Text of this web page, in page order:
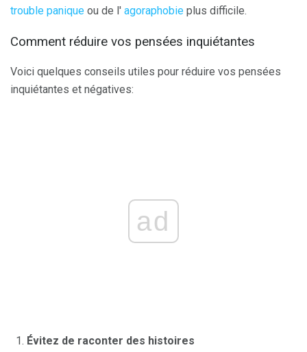
trouble panique ou de l' agoraphobie plus difficile.
Comment réduire vos pensées inquiétantes
Voici quelques conseils utiles pour réduire vos pensées
inquiétantes et négatives:
ad
Évitez de raconter des histoires